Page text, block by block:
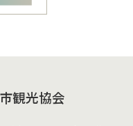
観光協会